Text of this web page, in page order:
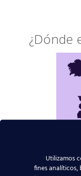
¿Dónde
Utilizamos
fines